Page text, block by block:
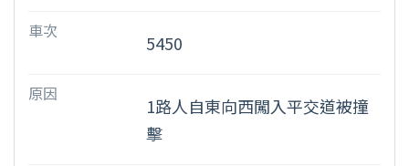
車次
5450
原因
1路人自東向西闖入平交道被撞
擊